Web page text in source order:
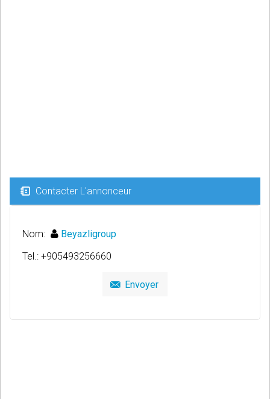
Contacter L'annonceur
Nom:
Beyazligroup
Tel.: +905493256660
Envoyer